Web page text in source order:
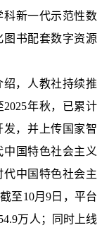
科新一代示范性数
书配套数字资源
，人教社持续推
年秋，已累计
发，并上传国家智
国特色社会主义
中国特色社会主
至10月9日，平台
万人；同时上线